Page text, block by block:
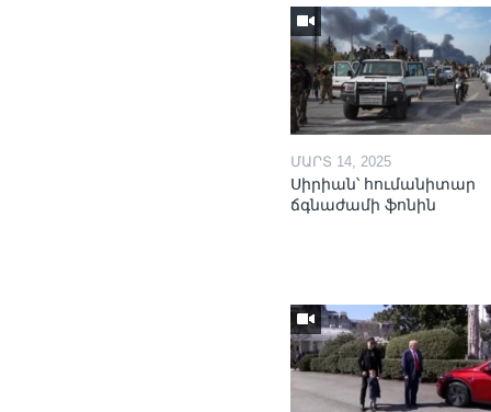
ՄԱՐՏ 14, 2025
Սիրիան՝ հումանիտար
ճգնաժամի ֆոնին